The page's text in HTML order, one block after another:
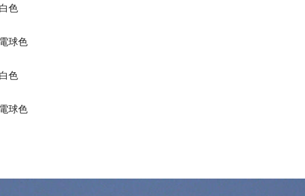
色
球色
色
球色